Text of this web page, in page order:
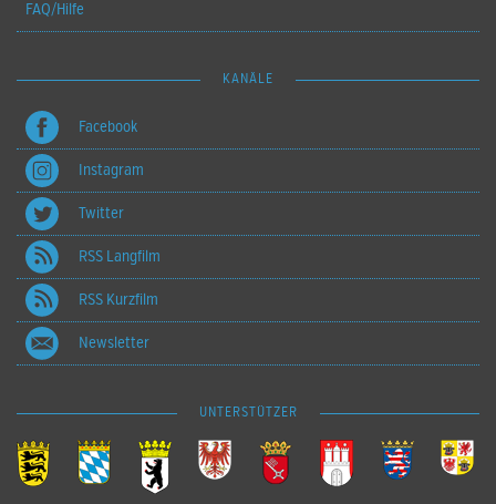
FAQ/Hilfe
KANÄLE
Facebook
Instagram
Twitter
RSS Langfilm
RSS Kurzfilm
Newsletter
UNTERSTÜTZER